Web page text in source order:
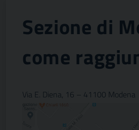
Sezione di
come
Via E. Diena, 16 – 41100 Modena